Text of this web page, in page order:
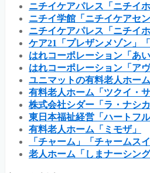
ニチイケアパレス「ニチイホ
ニチイ学館「ニチイケアセン
ニチイケアパレス「ニチイホ
ケア21「プレザンメゾン」
はれコーポレーション「あい
はれコーポレーション「ア
ユニマットの有料老人ホーム
有料老人ホーム「ツクイ・
株式会社シダー「ラ・ナシカ
東日本福祉経営「ハートフ
有料老人ホーム「ミモザ」
「チャーム」「チャームスイ
老人ホーム「しまナーシング